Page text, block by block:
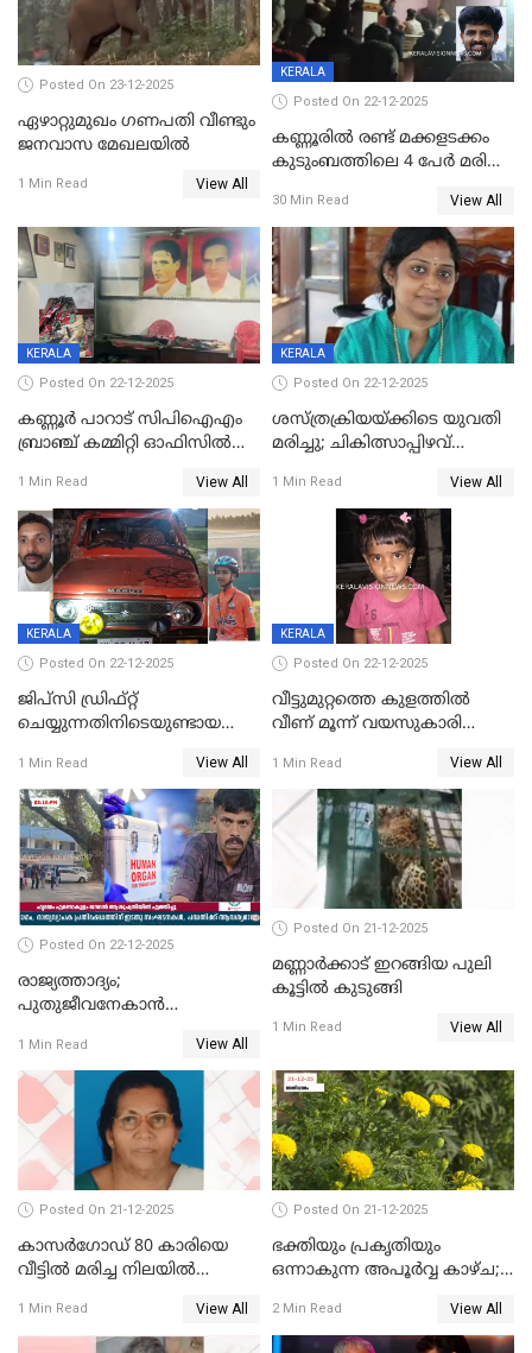
Posted On 23-12-2025
ഏഴാറ്റുമുഖം ഗണപതി വീണ്ടും
ജനവാസ മേഖലയിൽ
1 Min Read View All
KERALA
Posted On 22-12-2025
കണ്ണൂരിൽ രണ്ട് മക്കളടക്കം
കുടുംബത്തിലെ 4 പേർ മരിച്ച
30 Min Read View All
KERALA
Posted On 22-12-2025
കണ്ണൂർ പാറാട് സിപിഐഎം
ബ്രാഞ്ച് കമ്മിറ്റി ഓഫിസിൽ
ചിത്രങ്ങളടക്കം കത്തിയ
നിലയിൽ
1 Min Read View All
KERALA
Posted On 22-12-2025
ശസ്ത്രക്രിയയ്‌ക്കിടെ യുവതി
മരിച്ചു; ചികിത്സാപ്പിഴവ്
സംഭവം മാവേലിക്കരയിൽ
1 Min Read View All
KERALA
Posted On 22-12-2025
ജിപ്സി ഡ്രിഫ്റ്റ്
ചെയ്യുന്നതിനിടെയുണ്ടായ
ദാരുണാന്ത്യം; ജീപ്സി
ഓടിച്ചയാൾ അറസ്റ്റിൽ.
1 Min Read View All
KERALA
Posted On 22-12-2025
വീട്ടുമുറ്റത്തെ കുളത്തിൽ
വീണ് മൂന്ന് വയസുകാരി
1 Min Read View All
Posted On 22-12-2025
രാജ്യത്താദ്യം;
പുതുജീവനേകാൻ
എറണാകുളം സർക്കാർ
ജനറൽ
ആശുപത്രിയിലെത്തിച്ചു
1 Min Read View All
Posted On 21-12-2025
മണ്ണാർക്കാട് ഇറങ്ങിയ പുലി
കൂട്ടിൽ കുടുങ്ങി
1 Min Read View All
Posted On 21-12-2025
കാസർഗോഡ് 80 കാരിയെ
വീട്ടിൽ മരിച്ച നിലയിൽ
1 Min Read View All
Posted On 21-12-2025
ഭക്തിയും പ്രകൃതിയും
ഒന്നാകുന്ന അപൂര്‍വ്വ കാഴ്ച;
കാഴ്ചാനുഭവമൊരുക്കി
ശബരീ നന്ദനം
2 Min Read View All